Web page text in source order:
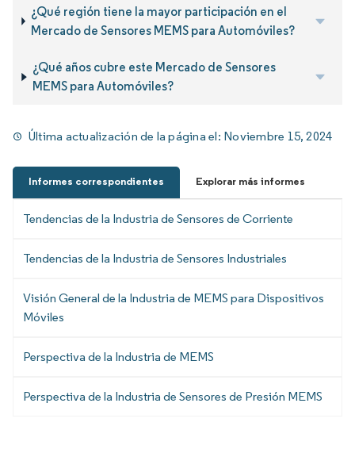
¿Qué región tiene la mayor participación en el
Mercado de Sensores MEMS para Automóviles?
¿Qué años cubre este Mercado de Sensores
MEMS para Automóviles?
Última actualización de la página el: Noviembre 15, 2024
Informes correspondientes Explorar más informes
Tendencias de la Industria de Sensores de Corriente
Tendencias de la Industria de Sensores Industriales
Visión General de la Industria de MEMS para Dispositivos
Móviles
Perspectiva de la Industria de MEMS
Perspectiva de la Industria de Sensores de Presión MEMS